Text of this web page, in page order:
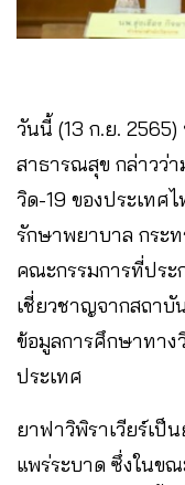
วันนี้ (13 ก.ย. 2565)
สาธารณสุข กล่าวว่า
วิด-19 ของประเทศ
รักษาพยาบาล กระ
คณะกรรมการที่ปร
เชี่ยวชาญจากสถา
ข้อมูลการศึกษาทาง
ประเทศ
ยาฟาวิพิราเวียร์เป็
แพร่ระบาด ซึ่งในข